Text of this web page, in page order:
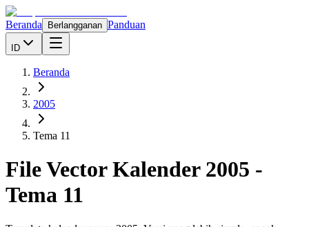
Beranda Berlangganan Panduan
ID
Beranda
2005
Tema 11
File Vector Kalender 2005 -
Tema 11